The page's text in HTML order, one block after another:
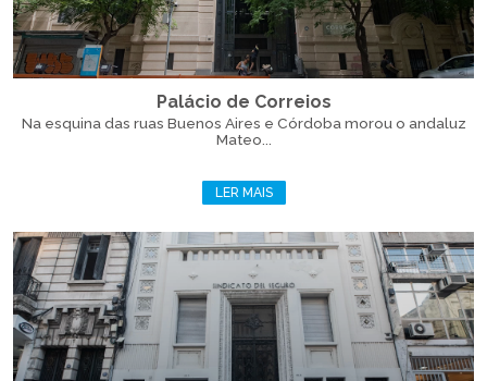
Palácio de Correios
Na esquina das ruas Buenos Aires e Córdoba morou o andaluz
Mateo...
LER MAIS